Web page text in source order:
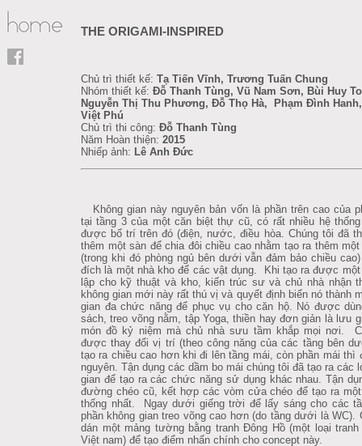
THE ORIGAMI-INSPIRED
Chủ trì thiết kế: Tạ Tiến Vĩnh, Trương Tuấn Chung
Nhóm thiết kế: Đỗ Thanh Tùng, Vũ Nam Sơn, Bùi Huy
Nguyễn Thị Thu Phương, Đỗ Thọ Hà, Phạm Đình
Việt Phú
Chủ trì thi công: Đỗ Thanh Tùng
Năm Hoàn thiện: 2015
Nhiếp ảnh: Lê Anh Đức
Không gian này nguyên bản vốn là phần trên cao của
tại tầng 3 của một căn biệt thự cũ, có rất nhiều hệ
được bố trí trên đó (điện, nước, điều hòa. Chúng tôi đã
thêm một sàn để chia đôi chiều cao nhằm tạo ra thêm một
(trong khi đó phòng ngủ bên dưới vẫn đảm bảo chiều
đích là một nhà kho để các vật dụng. Khi tạo ra được một
lập cho kỹ thuật và kho, kiến trúc sư và chủ nhà nhận
không gian mới này rất thú vị và quyết định biến nó thành
gian đa chức năng để phục vụ cho căn hộ. Nó được
sách, treo võng nằm, tập Yoga, thiền hay đơn giản là lưu
món đồ kỷ niệm mà chủ nhà sưu tầm khắp mọi nơi.
được thay đổi vị trí (theo công năng của các tầng bên
tạo ra chiều cao hơn khi đi lên tầng mái, còn phần mái
nguyên. Tận dụng các dầm bo mái chúng tôi đã tạo ra các
gian để tạo ra các chức năng sử dụng khác nhau. Tận
đường chéo cũ, kết hợp các vòm cửa chéo để tạo ra
thống nhất. Ngay dưới giếng trời để lấy sáng cho các
phần không gian treo võng cao hơn (do tầng dưới là WC).
dán một mảng tường bằng tranh Đông Hồ (một loại tranh
Việt nam) để tạo điểm nhấn chính cho concept này.